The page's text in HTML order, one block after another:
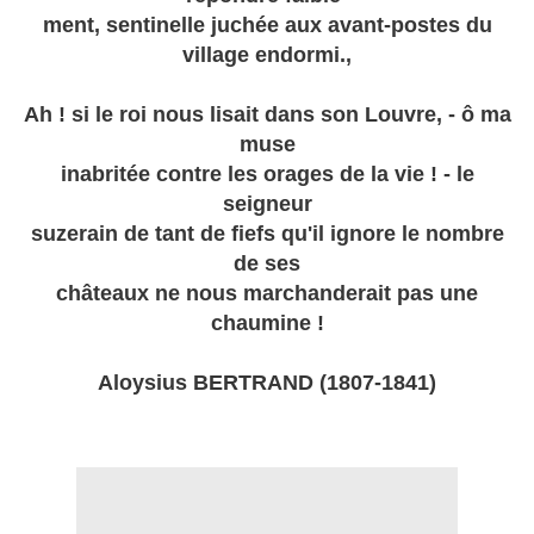
ment, sentinelle juchée aux avant-postes du
village endormi.,
Ah ! si le roi nous lisait dans son Louvre, - ô ma
muse
inabritée contre les orages de la vie ! - le
seigneur
suzerain de tant de fiefs qu'il ignore le nombre
de ses
châteaux ne nous marchanderait pas une
chaumine !
Aloysius BERTRAND (1807-1841)